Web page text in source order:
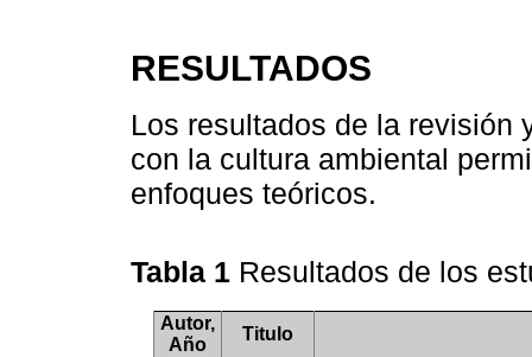
RESULTADOS
Los resultados de la revisión
con la cultura ambiental
enfoques teóricos.
Tabla 1 Resultados de los
Autor,
Año
Titulo